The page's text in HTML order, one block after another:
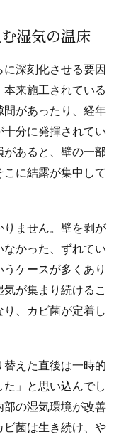
湿気の温床
深刻化させる要因
来施工されている
間があったり、経年
分に発揮されてい
があると、壁の一部
に結露が集中して
りません。壁を剥が
なかった、ずれてい
ケースが多くあり
が集まり続けるこ
、カビ菌が定着し
えた直後は一時的
」と思い込んでし
部の湿気環境が改善
ビ菌は生き続け、や